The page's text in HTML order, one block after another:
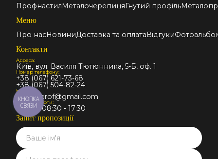
ПрофнастилМеталочерепицяГнутий профіль
Меню
Про насНовиниДоставка та оплатаВідгуки
Контакти
Адреса:
Київ, вул. Василя Тютюнника, 5-Б, оф. 1
Номер телефону:
+38 (067) 621-73-68
+38 (067) 504-82-24
Email:
stalmir.prof@gmail.com
Графік роботи:
Пн-Пт: 08:30 - 17:30
Запит пропозиції
КНОПКА
СВЯЗИ